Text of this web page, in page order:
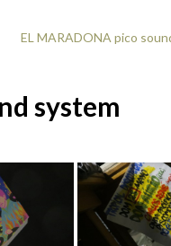
EL MARADONA pico
system